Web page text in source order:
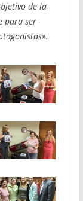
de la
para ser